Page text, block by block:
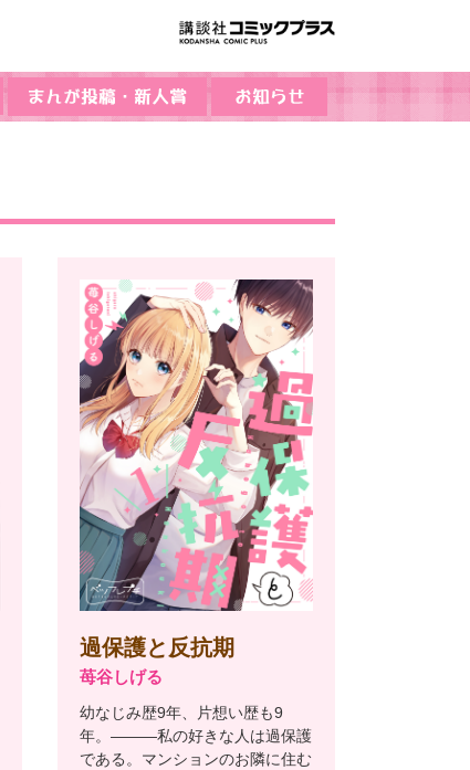
過保護と反抗期
苺谷しげる
幼なじみ歴9年、片想い歴も9
年。―――私の好きな人は過保護
である。マンションのお隣に住む